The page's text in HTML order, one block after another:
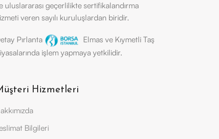
uluslararası geçerlilikte sertifikalandırma
veren sayılı kuruluşlardan biridir.
Pırlanta
Elmas ve Kıymetli Taş
işlem yapmaya yetkilidir.
Hizmetleri
Bilgileri